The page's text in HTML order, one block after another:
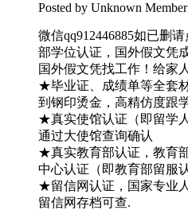
Posted by Unknown Member
微信qq912446885如已删
部学位认证，国外假文凭
国外假文凭找工作！给家
★毕业证、成绩单等全套
到钢印烫金，高精仿度跟
★真实使馆认证（即留学
通过大使馆查询确认
★真实教育部认证，教育
中心认证（即教育部留服
★留信网认证，国家专业
留信网存档可查.